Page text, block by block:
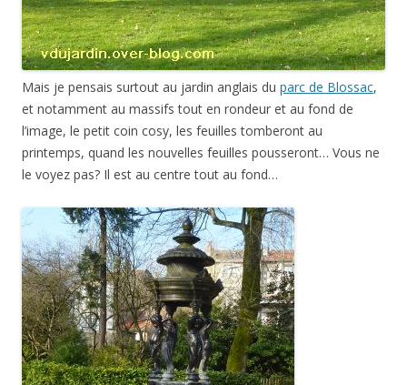
Mais je pensais surtout au jardin anglais du parc de Blossac,
et notamment au massifs tout en rondeur et au fond de
l’image, le petit coin cosy, les feuilles tomberont au
printemps, quand les nouvelles feuilles pousseront… Vous ne
le voyez pas? Il est au centre tout au fond…